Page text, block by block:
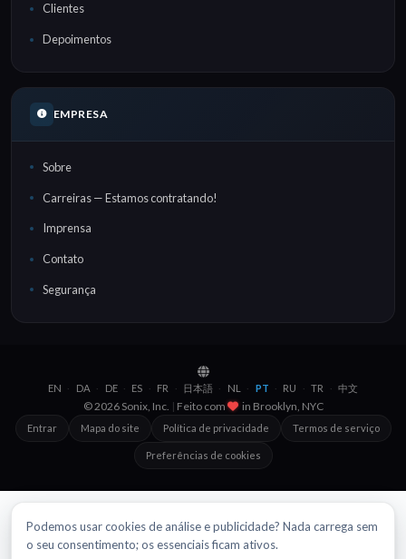
Clientes
Depoimentos
EMPRESA
Sobre
Carreiras — Estamos contratando!
Imprensa
Contato
Segurança
EN · DA · DE · ES · FR · 日本語 · NL · PT · RU · TR · 中文
© 2026 Sonix, Inc. | Feito com in Brooklyn, NYC
Entrar Mapa do site Política de privacidade Termos de serviço
Preferências de cookies
Podemos usar cookies de análise e publicidade? Nada carrega sem
o seu consentimento; os essenciais ficam ativos.